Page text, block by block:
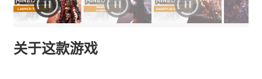
关于这款游戏